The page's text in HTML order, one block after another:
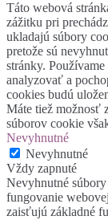
Táto webová
zážitku pri
ukladajú súbory
pretože sú
stránky.
analyzovať a
cookies budú
Máte tiež možnosť
súborov cookie
Nevyhnutné
Nevyhnutné
Vždy zapnuté
Nevyhnutné
fungovanie
zaisťujú základné